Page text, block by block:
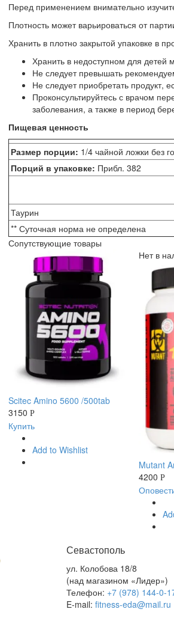
Перед применением внимательно
Плотность может варьироваться от
Хранить в плотно закрытой упаковке в
Хранить в недоступном для детей
Не следует превышать
Не следует приобретать продукт,
Проконсультируйтесь с врачом
заболевания, а также в период
Пищевая ценность
Размер порции: 1/4 чайной ложки без
Порций в упаковке: Прибл. 382
Таурин
** Суточная норма не определена
Сопутствующие товары
Scitec Amino 5600 /500tab
3150 Р
Купить
Add to Wishlist
Нет в
Mutant
4200 Р
Севастополь
ул. Колобова 18/8
(над магазином «Лидер»)
Телефон: +7 (978) 144-0-
E-mail: fitness-eda@mail.ru